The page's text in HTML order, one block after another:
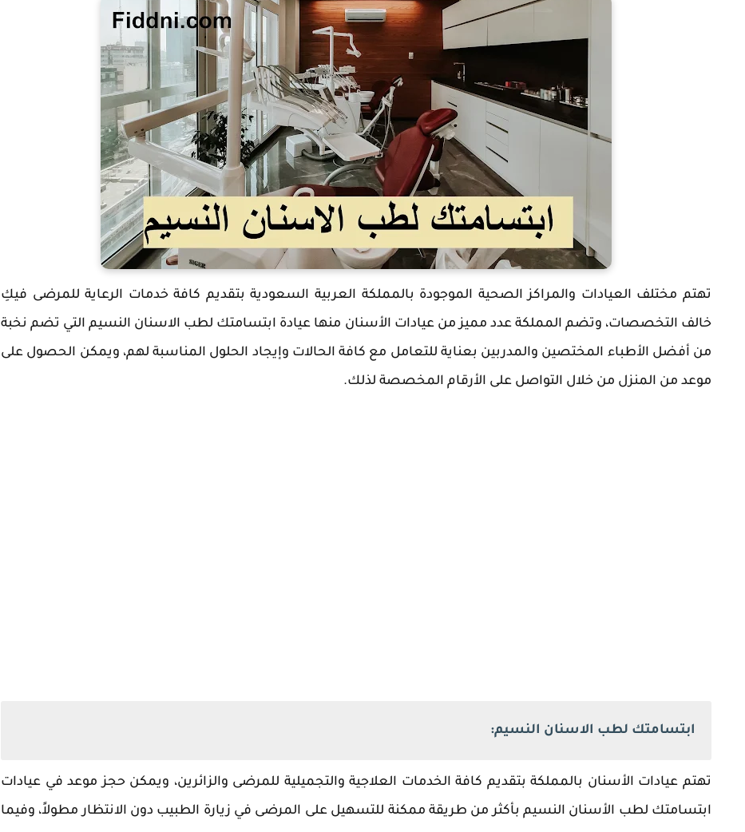
تهتم مختلف العيادات والمراكز الصحية الموجودة بالمملكة العربية السعودية بتقديم كافة خدمات الرعاية للمرضى فيكِ
خالف التخصصات، وتضم المملكة عدد مميز من عيادات الأسنان منها عيادة ابتسامتك لطب الاسنان النسيم التي تضم نخبة
من أفضل الأطباء المختصين والمدربين بعناية للتعامل مع كافة الحالات وإيجاد الحلول المناسبة لهم، ويمكن الحصول على
موعد من المنزل من خلال التواصل على الأرقام المخصصة لذلك.
ابتسامتك لطب الاسنان النسيم:
تهتم عيادات الأسنان بالمملكة بتقديم كافة الخدمات العلاجية والتجميلية للمرضى والزائرين، ويمكن حجز موعد في عيادات
ابتسامتك لطب الأسنان النسيم بأكثر من طريقة ممكنة للتسهيل على المرضى في زيارة الطبيب دون الانتظار مطولاً، وفيما